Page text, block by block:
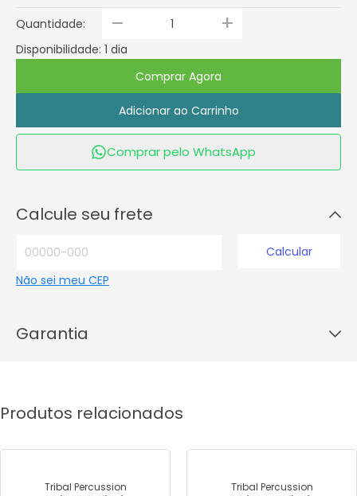
Quantidade: _ +
Disponibilidade: 1 dia
Comprar Agora
Adicionar ao Carrinho
Comprar pelo WhatsApp
Calcule seu frete
Calcular
Não sei meu CEP
Garantia
Tribal Percussion Tribal Percussion
Produtos relacionados